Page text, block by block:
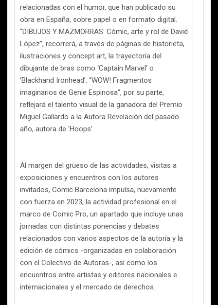
relacionadas con el humor, que han publicado su
obra en España, sobre papel o en formato digital.
“DIBUJOS Y MAZMORRAS: Cómic, arte y rol de David
López”, recorrerá, a través de páginas de historieta,
ilustraciones y concept art, la trayectoria del
dibujante de bras como ‘Captain Marvel’ o
‘Blackhand Ironhead’. “WOW! Fragmentos
imaginarios de Genie Espinosa”, por su parte,
reflejará el talento visual de la ganadora del Premio
Miguel Gallardo a la Autora Revelación del pasado
año, autora de ‘Hoops’.
Al margen del grueso de las actividades, visitas a
exposiciones y encuentros con los autores
invitados, Comic Barcelona impulsa, nuevamente
con fuerza en 2023, la actividad profesional en el
marco de Comic Pro, un apartado que incluye unas
jornadas con distintas ponencias y debates
relacionados con varios aspectos de la autoría y la
edición de cómics -organizadas en colaboración
con el Colectivo de Autoras-, así como los
encuentros entre artistas y editores nacionales e
internacionales y el mercado de derechos.